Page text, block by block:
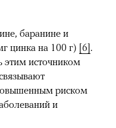
баранине и
цинка на 100 г) [6].
этим источником
риском
и